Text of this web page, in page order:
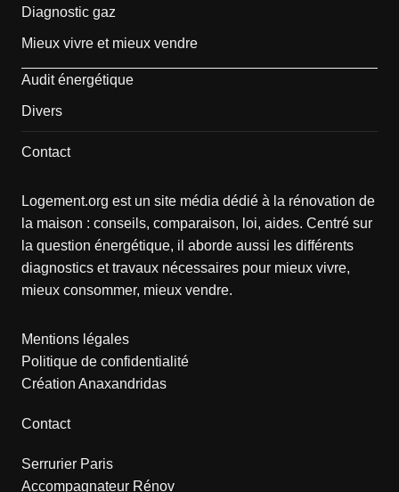
Diagnostic gaz
Mieux vivre et mieux vendre
Audit énergétique
Divers
Contact
Logement.org est un site média dédié à la rénovation de
la maison : conseils, comparaison, loi, aides. Centré sur
la question énergétique, il aborde aussi les différents
diagnostics et travaux nécessaires pour mieux vivre,
mieux consommer, mieux vendre.
Mentions légales
Politique de confidentialité
Création Anaxandridas
Contact
Serrurier Paris
Accompagnateur Rénov